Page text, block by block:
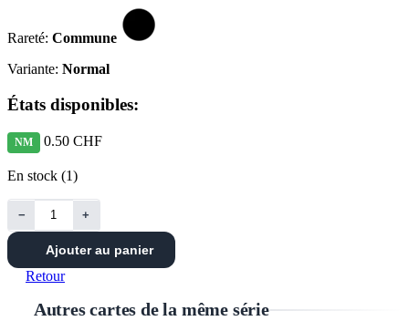
Rareté: Commune
Variante: Normal
États disponibles:
NM 0.50 CHF
En stock (1)
− +
Ajouter au panier
Retour
Autres cartes de la même série